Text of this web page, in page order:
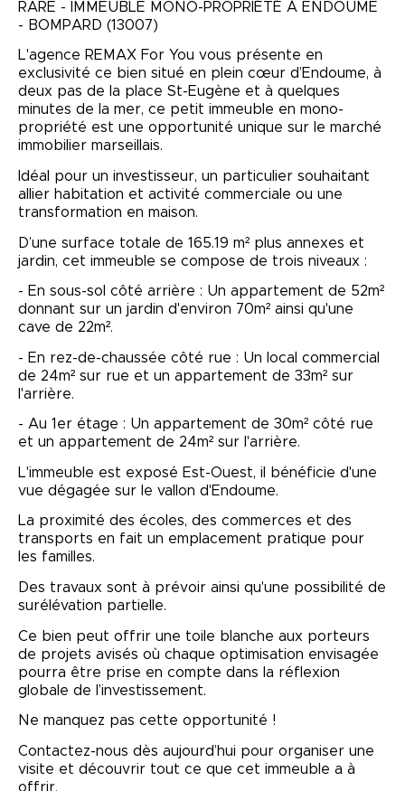
RARE - IMMEUBLE MONO-PROPRIÉTÉ À ENDOUME​
-​ BOMPARD (13007)
L'agence REMAX For You vous présente en
exclusivité ce bien situé en plein cœur d’Endoume, à
deux pas de la place St-Eugène et à quelques
minutes de la mer, ce petit immeuble en mono-
propriété est une opportunité unique sur le marché
immobilier marseillais.
Idéal pour un investisseur, un particulier souhaitant
allier habitation et activité commerciale​ ou une
transformation en maison.
D’une surface totale de 165.19 m² ​plus annexes et
jardin, cet immeuble se compose de trois niveaux :
- En sous-sol côté arrière : Un appartement de 52m²
donnant sur un jardin d'environ 70m² ainsi qu'une
cave de 22m².
- En rez-de-chaussée côté rue : Un local commercial
de 24m² sur rue et un appartement de 33m² sur
l'arrière.
- Au 1er étage : Un appartement de 30m² côté rue
et un appartement de 24m² sur l'arrière.
L'immeuble est exposé Est-Ouest, il bénéficie d'une
vue dégagée sur le vallon d'Endoume.
La proximité des écoles, des commerces et des
transports en fait un emplacement pratique pour
les familles.
​Des travaux sont à prévoir ainsi qu'une possibilité de
surélévation partielle.
​Ce bien peut offrir une toile blanche aux porteurs
de projets avisés où chaque optimisation envisagée
pourra être prise en compte dans la réflexion
globale de l’investissement.
Ne manquez pas cette opportunité !
Contactez-nous dès aujourd’hui pour organiser une
visite et découvrir tout ce que cet immeuble a à
offrir.